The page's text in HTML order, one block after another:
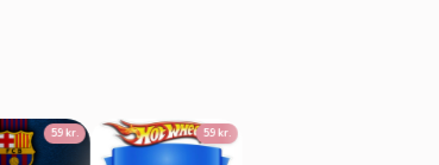
59 kr. 59 kr.